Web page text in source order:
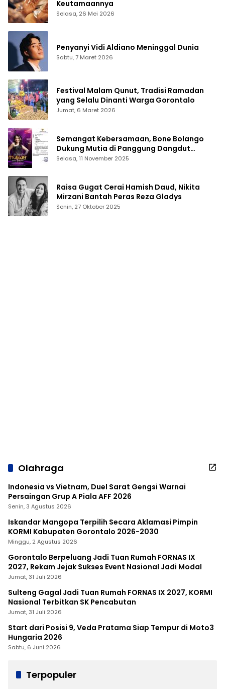
Keutamaannya
Selasa, 26 Mei 2026
Penyanyi Vidi Aldiano Meninggal Dunia
Sabtu, 7 Maret 2026
Festival Malam Qunut, Tradisi Ramadan
yang Selalu Dinanti Warga Gorontalo
Jumat, 6 Maret 2026
Semangat Kebersamaan, Bone Bolango
Dukung Mutia di Panggung Dangdut
Academy 7
Selasa, 11 November 2025
Raisa Gugat Cerai Hamish Daud, Nikita
Mirzani Bantah Peras Reza Gladys
Senin, 27 Oktober 2025
Olahraga
Indonesia vs Vietnam, Duel Sarat Gengsi Warnai
Persaingan Grup A Piala AFF 2026
Senin, 3 Agustus 2026
Iskandar Mangopa Terpilih Secara Aklamasi Pimpin
KORMI Kabupaten Gorontalo 2026-2030
Minggu, 2 Agustus 2026
Gorontalo Berpeluang Jadi Tuan Rumah FORNAS IX
2027, Rekam Jejak Sukses Event Nasional Jadi Modal
Jumat, 31 Juli 2026
Sulteng Gagal Jadi Tuan Rumah FORNAS IX 2027, KORMI
Nasional Terbitkan SK Pencabutan
Jumat, 31 Juli 2026
Start dari Posisi 9, Veda Pratama Siap Tempur di Moto3
Hungaria 2026
Sabtu, 6 Juni 2026
Terpopuler